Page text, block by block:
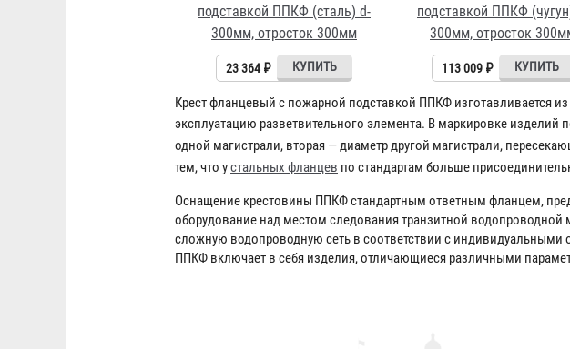
подставкой ППКФ (сталь) d-
300мм, отросток 300мм
23 364 ₽
подставкой ППКФ
300мм, отросток
113 009 ₽
Крест фланцевый с пожарной подставкой ППКФ изготавливается
эксплуатацию разветвительного элемента. В маркировке изделий
одной магистрали, вторая — диаметр другой магистрали,
тем, что устальных фланцев по стандартам больше
Оснащение крестовины ППКФ стандартным ответным фланцем,
оборудование над местом следования транзитной
сложную водопроводную сеть в соответствии с индивидуальными
ППКФ включает в себя изделия, отличающиеся различными